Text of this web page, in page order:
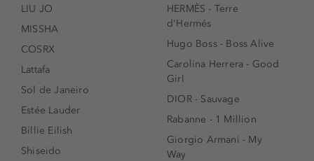
LIU JO
MISSHA
COSRX
Lattafa
Sol de Janeiro
Estée Lauder
Billie Eilish
Shiseido
HERMÈS - Terre
d'Hermés
Hugo Boss - Boss Alive
Carolina Herrera - Good
Girl
DIOR - Sauvage
Rabanne - 1 Million
Giorgio Armani - My
Way